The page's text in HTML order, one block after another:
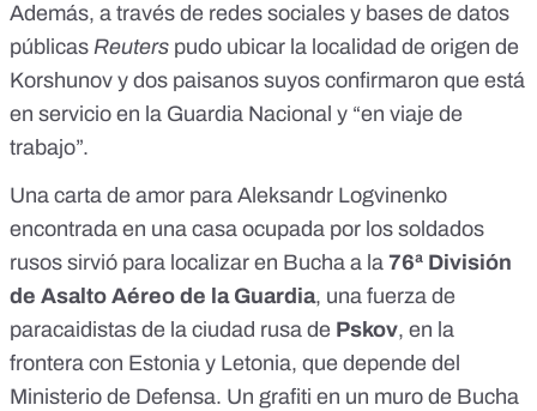
Además, a través de redes sociales y bases de datos
públicas Reuters pudo ubicar la localidad de origen de
Korshunov y dos paisanos suyos confirmaron que está
en servicio en la Guardia Nacional y “en viaje de
trabajo”.
Una carta de amor para Aleksandr Logvinenko
encontrada en una casa ocupada por los soldados
rusos sirvió para localizar en Bucha a la 76ª División
de Asalto Aéreo de la Guardia, una fuerza de
paracaidistas de la ciudad rusa de Pskov, en la
frontera con Estonia y Letonia, que depende del
Ministerio de Defensa. Un grafiti en un muro de Bucha